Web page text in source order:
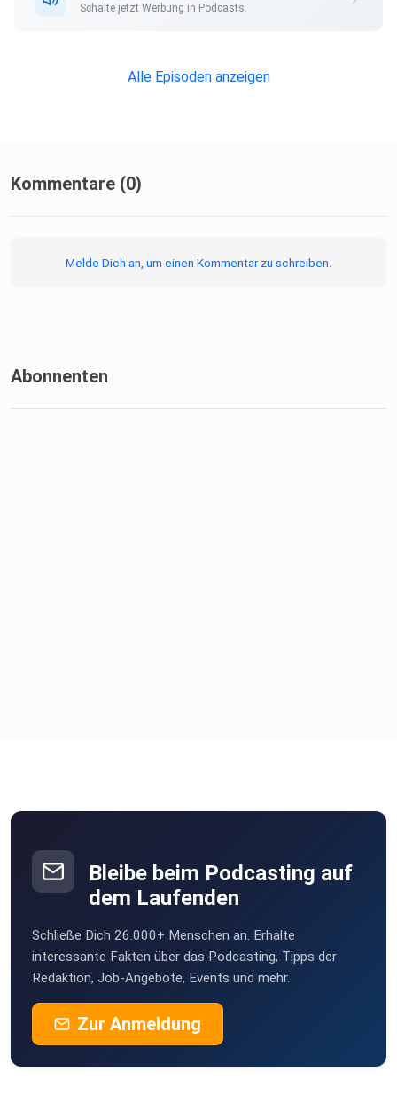
Schalte jetzt Werbung in Podcasts.
Alle Episoden anzeigen
Kommentare (0)
Melde Dich an, um einen Kommentar zu schreiben.
Abonnenten
Bleibe beim Podcasting auf
dem Laufenden
Schließe Dich 26.000+ Menschen an. Erhalte
interessante Fakten über das Podcasting, Tipps der
Redaktion, Job-Angebote, Events und mehr.
Zur Anmeldung